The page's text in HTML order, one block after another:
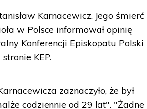
Karnacewicz. Jego śmierć
w Polsce informował opinię
Konferencji Episkopatu Polski
KEP.
zaznaczyło, że był
codziennie od 29 lat". "Żadne